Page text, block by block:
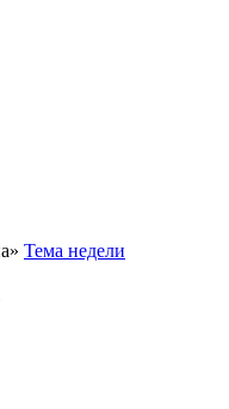
Тема недели